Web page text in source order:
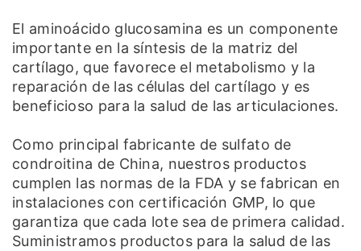
El aminoácido glucosamina es un componente
importante en la síntesis de la matriz del
cartílago, que favorece el metabolismo y la
reparación de las células del cartílago y es
beneficioso para la salud de las articulaciones.
Como principal fabricante de sulfato de
condroitina de China, nuestros productos
cumplen las normas de la FDA y se fabrican en
instalaciones con certificación GMP, lo que
garantiza que cada lote sea de primera calidad.
Suministramos productos para la salud de las